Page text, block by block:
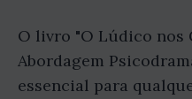
O livro "O Lúdico nos
Abordagem
essencial para